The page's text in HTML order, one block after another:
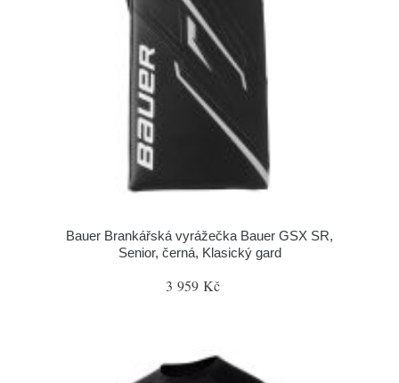
Bauer Brankářská vyrážečka Bauer GSX SR,
Senior, černá, Klasický gard
3 959 Kč